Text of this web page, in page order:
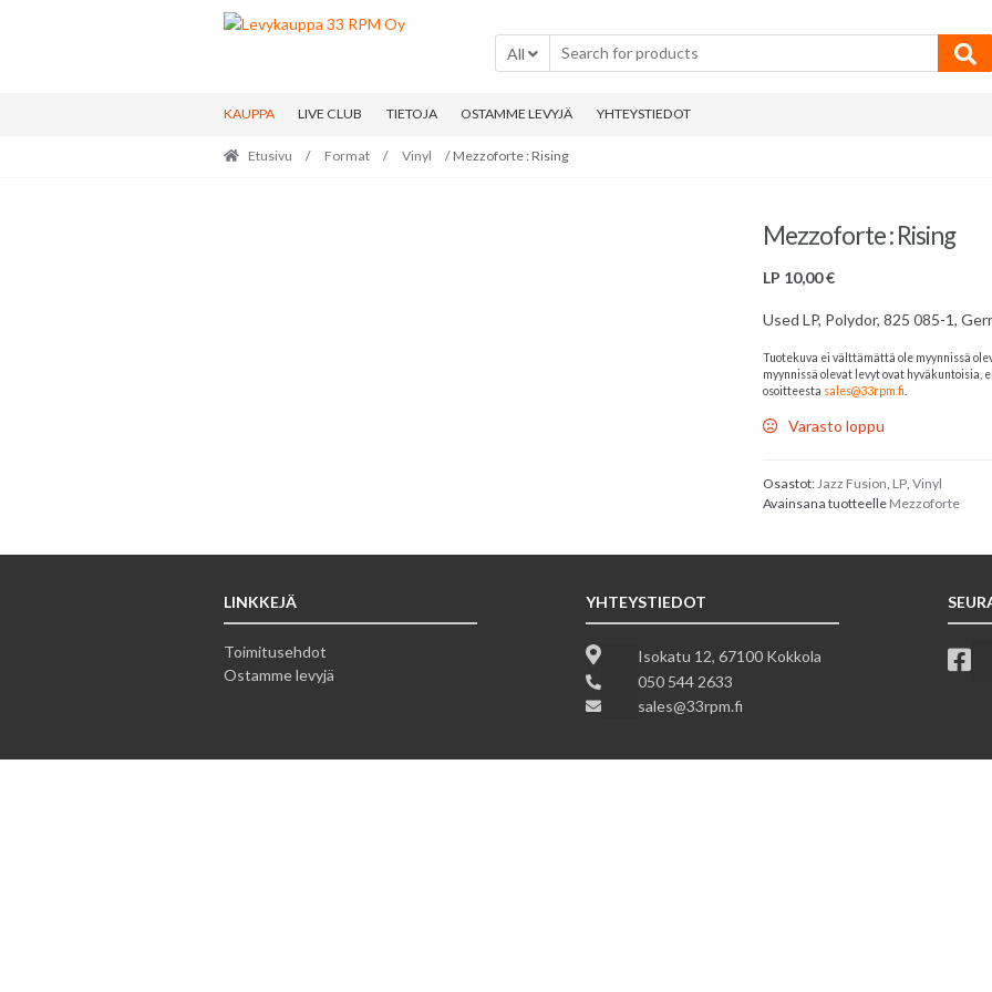
Skip
to
Skip
to
All
KAUPPA LIVE CLUB TIETOJA OSTAMME LEVYJÄ YHTEYSTIEDOT
Etusivu / Format / Vinyl / Mezzoforte : Rising
Mezzoforte : Rising
LP 10,00€
Used LP, Polydor, 825 085-1,
Tuotekuva ei välttämättä ole myynnissä
myynnissä olevat levyt ovat hyväkuntoisia,
osoitteesta sales@33rpm.fi.
Varasto loppu
Osastot:Jazz Fusion, LP, Vinyl
Avainsana tuotteelle Mezzoforte
LINKKEJÄ
Toimitusehdot
Ostamme levyjä
YHTEYSTIEDOT
Isokatu 12, 67100 Kokkola
050 544 2633
sales@33rpm.fi